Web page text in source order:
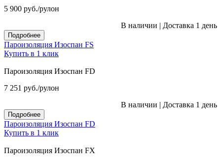
5 900 руб./рулон
В наличии | Доставка 1 день
Подробнее
Пароизоляция Изоспан FS
Купить в 1 клик
Пароизоляция Изоспан FD
7 251 руб./рулон
В наличии | Доставка 1 день
Подробнее
Пароизоляция Изоспан FD
Купить в 1 клик
Пароизоляция Изоспан FX